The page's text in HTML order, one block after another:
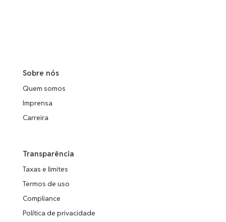
Sobre nós
Quem somos
Imprensa
Carreira
Transparência
Taxas e limites
Termos de uso
Compliance
Política de privacidade